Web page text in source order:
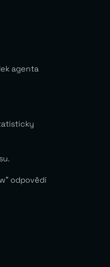
agenta
odpovědí